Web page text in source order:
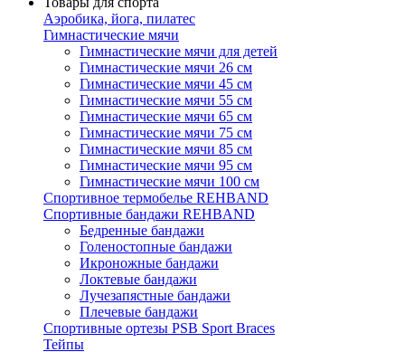
Аэробика, йога, пилатес
Гимнастические мячи
Гимнастические мячи для детей
Гимнастические мячи 26 см
Гимнастические мячи 45 см
Гимнастические мячи 55 см
Гимнастические мячи 65 см
Гимнастические мячи 75 см
Гимнастические мячи 85 см
Гимнастические мячи 95 см
Гимнастические мячи 100 см
Спортивное термобелье REHBAND
Спортивные бандажи REHBAND
Бедренные бандажи
Голеностопные бандажи
Икроножные бандажи
Локтевые бандажи
Лучезапястные бандажи
Плечевые бандажи
Спортивные ортезы PSB Sport Braces
Тейпы